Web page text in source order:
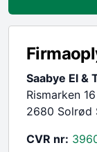
Saabye El &
Rismarken 16
2680 Solrød
CVR nr: